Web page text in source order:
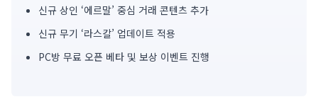
신규 상인 ‘에르말’ 중심 거래 콘텐츠 추가
신규 무기 ‘라스칼’ 업데이트 적용
PC방 무료 오픈 베타 및 보상 이벤트 진행